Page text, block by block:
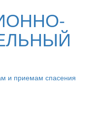
и приемам спасения